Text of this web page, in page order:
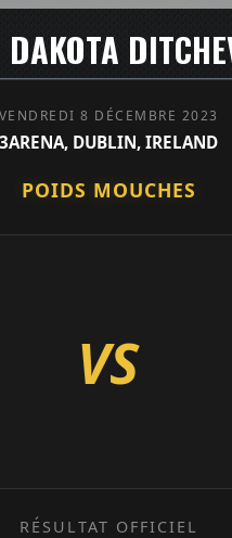
VENDREDI 8 DÉCEMBRE 2023
3ARENA, DUBLIN, IRELAND
POIDS MOUCHES
VS
RÉSULTAT OFFICIEL